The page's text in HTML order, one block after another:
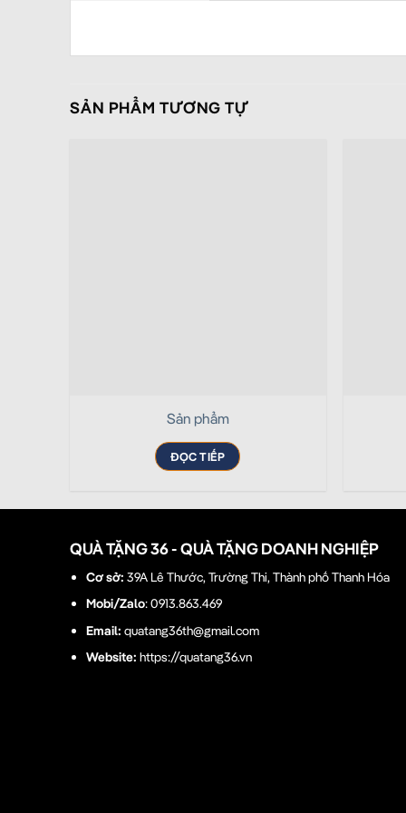
SẢN PHẨM TƯƠNG TỰ
Sản phẩm
ĐỌC TIẾP
QUÀ TẶNG 36 - QUÀ TẶNG DOANH NGHIỆP
Cơ sở:39A Lê Thước, Trường Thi, Thành phố Thanh Hóa
Mobi/Zalo: 0913.863.469
Email: quatang36th@gmail.com
Website: https://quatang36.vn